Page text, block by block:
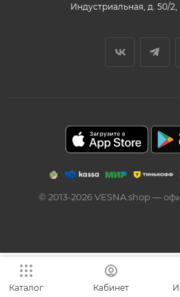
Индустриальная, д. 50/2,
© 2013-2026 VESNA.shop —
Каталог Кабинет